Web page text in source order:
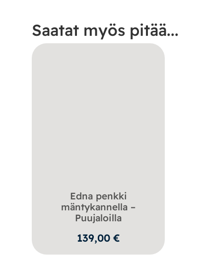
Saatat myös pitää...
Edna penkki
mäntykannella –
Puujaloilla
139,00 €